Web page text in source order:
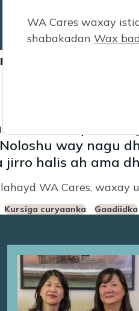
ahayd, Dani
ee
arkin qof
way nagu
jirro halis ah ama
WA Cares, waxay
Kursiga curyaanka Gaadiidka
Walaashii
si ay u
Image
WA Cares waxay
shabakadan Wax